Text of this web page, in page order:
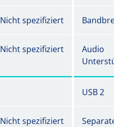
Nicht spezifiziert Bandbreite
Nicht spezifiziert
Audio
USB 2
Nicht spezifiziert
Separate